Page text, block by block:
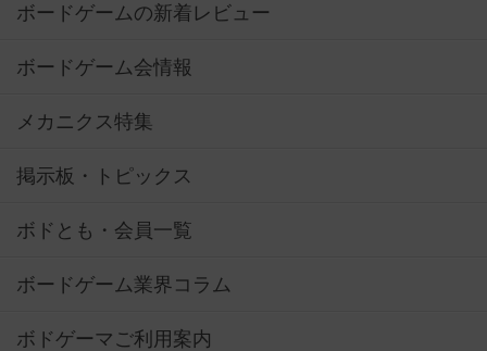
ボードゲームの新着レビュー
ボードゲーム会情報
メカニクス特集
掲示板・トピックス
ボドとも・会員一覧
ボードゲーム業界コラム
ボドゲーマご利用案内